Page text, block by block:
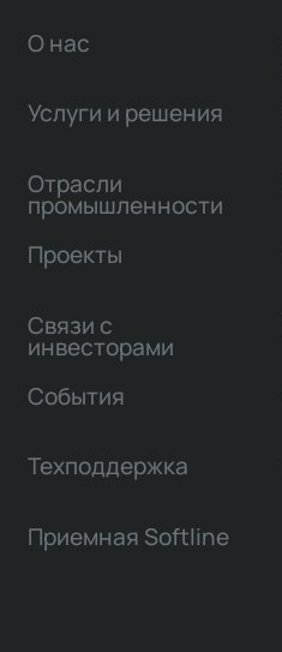
О нас
Услуги и решения
Отрасли
промышленности
Проекты
Связи с
инвесторами
События
Техподдержка
Приемная Softline